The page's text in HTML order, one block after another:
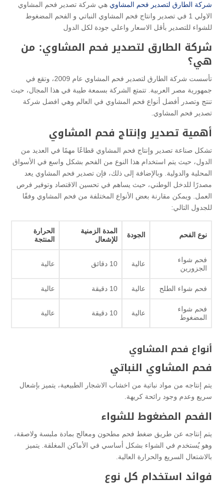
شركة الطارق لتصدير فحم المشاوي هي شركة تصدير فحم المشاوي
الاولي 1 في تصدير وانتاج فحم المشاوي النباتي و الفحم المضغوط
للشواء للتصدير بأقل الاسعار واعلي جودة لكل الدول
شركة الطارق لتصدير فحم المشاوي: من
هي؟
تأسست شركة الطارق لتصدير فحم المشاوي عام 2009، وتقع في
جمهورية مصر العربية. تتمتع الشركة بسمعة طيبة في هذا المجال، حيث
تنتج وتصدر أفضل أنواع فحم المشاوي في العالم وهي افضل شركة
تصدير فحم المشاوي.
أهمية تصدير وإنتاج فحم المشاوي
تشكل صناعة تصدير وإنتاج فحم المشاوي قطاعًا مهمًا في العديد من
الدول، حيث يتم استخدام هذا النوع من الفحم بشكل واسع في الأسواق
المحلية والدولية. وبالإضافة إلى ذلك، فإن تصدير فحم المشاوي يعد
مصدرًا للدخل الوطني، حيث يساهم في تحسين الاقتصاد وتوفير فرص
العمل. ويمكن مقارنة بعض الأنواع المختلفة من فحم المشاوي وفقًا
للجدول التالي:
نوع الفحم الجودة
المدة الزمنية
للإشعال
الحرارة
المنتجة
فحم شواء
الجزورين
عالية 10 دقائق عالية
فحم شواء الطلح عالية 10 دقيقة عالية
فحم شواء
المضغوط
عالية 10 دقيقة عالية
أنواع فحم المشاوي
فحم المشاوي النباتي
يتم إنتاجه من مواد نباتية من اخشاب الاشجار الطبيعية، يتميز بإشعال
سريع وعدم وجود رائحة كريهة.
الفحم المضغوط للشواء
يتم إنتاجه عن طريق ضغط فحم مطحون ومعالج بمادة ملبسة ولاصقة،
وهو يُستخدم في الشواء بشكل أساسي في الأماكن المغلقة. يتميز
بالاشتعال السريع والحرارة العالية.
فوائد استخدام كل نوع